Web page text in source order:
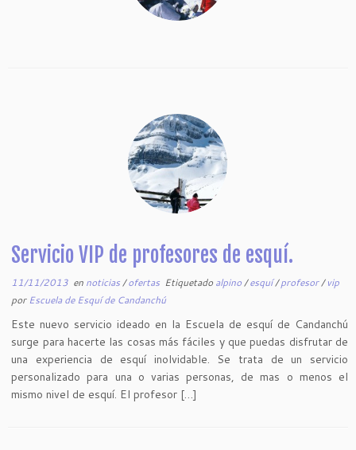
Servicio VIP de profesores de esquí.
11/11/2013 en noticias/ofertas Etiquetado alpino/esquí/profesor/vip
por Escuela de Esquí de Candanchú
Este nuevo servicio ideado en la Escuela de esquí de Candanchú
surge para hacerte las cosas más fáciles y que puedas disfrutar de
una experiencia de esquí inolvidable. Se trata de un servicio
personalizado para una o varias personas, de mas o menos el
mismo nivel de esquí. El profesor […]